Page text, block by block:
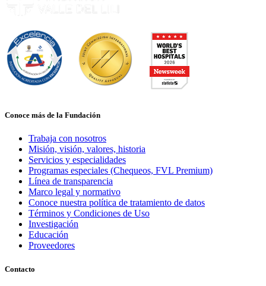
Conoce más de la Fundación
Trabaja con nosotros
Misión, visión, valores, historia
Servicios y especialidades
Programas especiales (Chequeos, FVL Premium)
Línea de transparencia
Marco legal y normativo
Conoce nuestra política de tratamiento de datos
Términos y Condiciones de Uso
Investigación
Educación
Proveedores
Contacto